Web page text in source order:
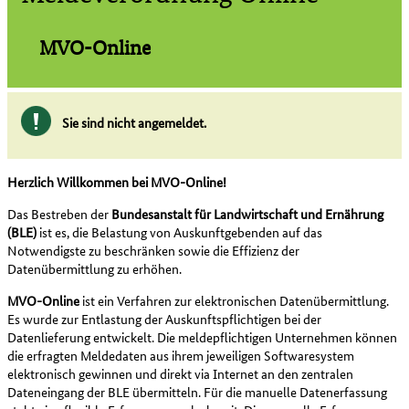
MVO-Online
Sie sind nicht angemeldet.
Herzlich Willkommen bei MVO-Online!
Das Bestreben der Bundesanstalt für Landwirtschaft und Ernährung
(BLE) ist es, die Belastung von Auskunftgebenden auf das
Notwendigste zu beschränken sowie die Effizienz der
Datenübermittlung zu erhöhen.
MVO-Online ist ein Verfahren zur elektronischen Datenübermittlung.
Es wurde zur Entlastung der Auskunftspflichtigen bei der
Datenlieferung entwickelt. Die meldepflichtigen Unternehmen können
die erfragten Meldedaten aus ihrem jeweiligen Softwaresystem
elektronisch gewinnen und direkt via Internet an den zentralen
Dateneingang der BLE übermitteln. Für die manuelle Datenerfassung